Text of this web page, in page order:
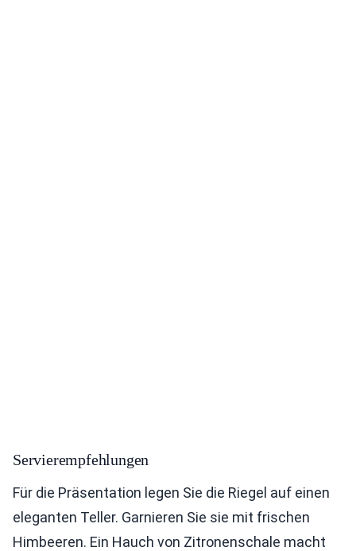
Servierempfehlungen
Für die Präsentation legen Sie die Riegel auf einen
eleganten Teller. Garnieren Sie sie mit frischen
Himbeeren. Ein Hauch von Zitronenschale macht